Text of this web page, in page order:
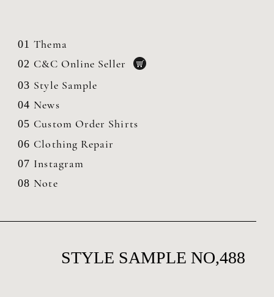
01 Thema
02 C&C Online Seller
03 Style Sample
04 News
05 Custom Order Shirts
06 Clothing Repair
07 Instagram
08 Note
STYLE SAMPLE NO,488